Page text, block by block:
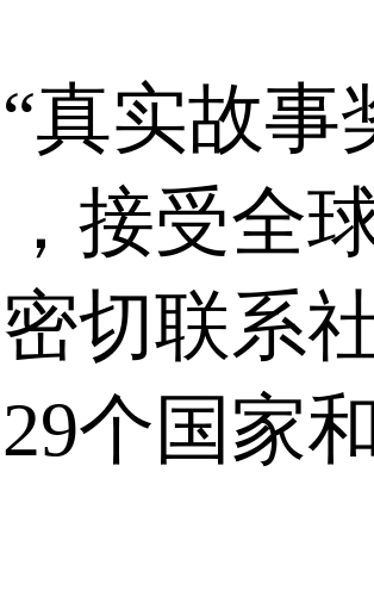
故事奖
接受全
切联系
个国家